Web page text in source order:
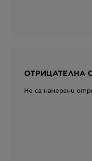
ОТРИЦАТЕЛНА
Не са намерени